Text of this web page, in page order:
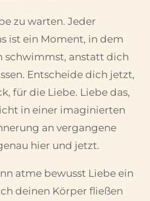
zu warten. Jeder
ist ein Moment, in dem
schwimmst, anstatt dich
Entscheide dich jetzt,
für die Liebe. Liebe das,
in einer imaginierten
an vergangene
hier und jetzt.
atme bewusst Liebe ein
deinen Körper fließen